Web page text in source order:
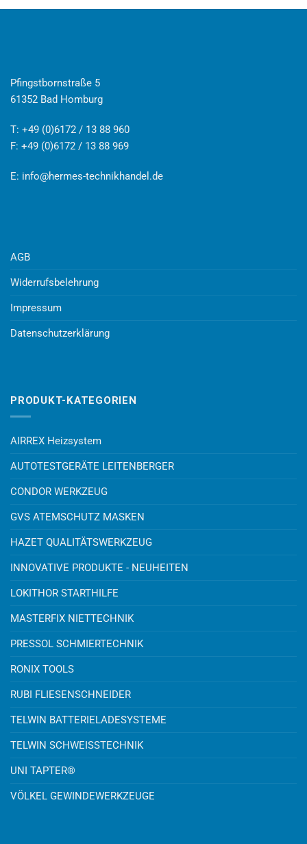
Pfingstbornstraße 5
61352 Bad Homburg
T: +49 (0)6172 / 13 88 960
F: +49 (0)6172 / 13 88 969
E: info@hermes-technikhandel.de
AGB
Widerrufsbelehrung
Impressum
Datenschutzerklärung
PRODUKT-KATEGORIEN
AIRREX Heizsystem
AUTOTESTGERÄTE LEITENBERGER
CONDOR WERKZEUG
GVS ATEMSCHUTZ MASKEN
HAZET QUALITÄTSWERKZEUG
INNOVATIVE PRODUKTE - NEUHEITEN
LOKITHOR STARTHILFE
MASTERFIX NIETTECHNIK
PRESSOL SCHMIERTECHNIK
RONIX TOOLS
RUBI FLIESENSCHNEIDER
TELWIN BATTERIELADESYSTEME
TELWIN SCHWEISSTECHNIK
UNI TAPTER®
VÖLKEL GEWINDEWERKZEUGE